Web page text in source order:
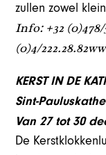
zullen zowel
Info: +32 (0)478/
(0)4/
KERST IN DE
Sint-
Van 27 tot 30
De